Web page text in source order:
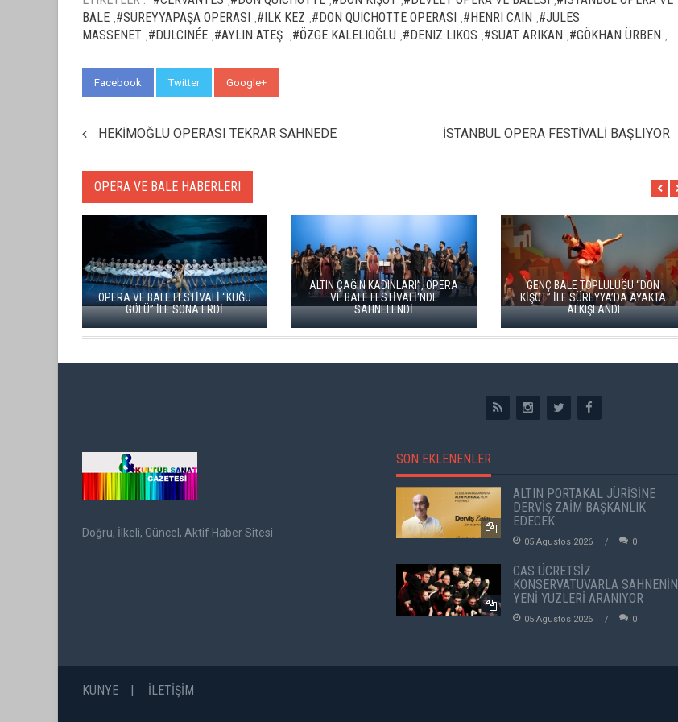
BALE #SÜREYYAPAŞA OPERASI #ILK KEZ #DON QUICHOTTE OPERASI #HENRI CAIN #JULES
MASSENET #DULCINÉE #AYLIN ATEŞ #ÖZGE KALELIOĞLU #DENIZ LIKOS #SUAT ARIKAN #GÖKHAN ÜRBEN
Facebook Twitter Google+
HEKİMOĞLU OPERASI TEKRAR SAHNEDE İSTANBUL OPERA FESTİVALİ BAŞLIYOR
OPERA VE BALE HABERLERI
ZARAFETİN AŞKIN VE TUTKUNUN
DANSI: KUĞU GÖLÜ YENİDEN
SAHNEDE
16. ULUSLARARASI İSTANBUL
OPERA VE BALE FESTİVALİ
“KÜLKEDİSİ” İLE BAŞLADI
LA TRAVİATA, SAHNEDE
BÜYÜLEYİCİ BİR GECE YARATTI
Doğru, İlkeli, Güncel, Aktif Haber Sitesi
SON EKLENENLER
ALTIN PORTAKAL JÜRİSİNE
DERVİŞ ZAİM BAŞKANLIK
EDECEK
05 Agustos 2026 0
CAS ÜCRETSİZ
KONSERVATUVARLA SAHNENİN
YENİ YÜZLERİ ARANIYOR
05 Agustos 2026 0
KÜNYE İLETİŞİM